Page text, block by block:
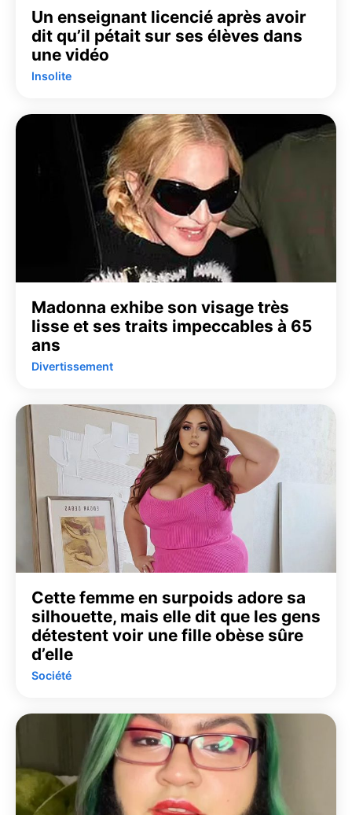
Un enseignant licencié après avoir
dit qu’il pétait sur ses élèves dans
une vidéo
Insolite
Madonna exhibe son visage très
lisse et ses traits impeccables à 65
ans
Divertissement
Cette femme en surpoids adore sa
silhouette, mais elle dit que les gens
détestent voir une fille obèse sûre
d’elle
Société